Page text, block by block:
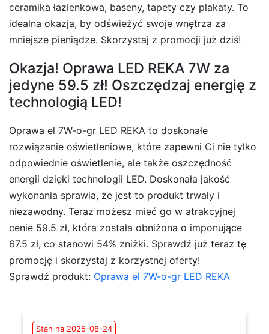
ceramika łazienkowa, baseny, tapety czy plakaty. To
idealna okazja, by odświeżyć swoje wnętrza za
mniejsze pieniądze. Skorzystaj z promocji już dziś!
Okazja! Oprawa LED REKA 7W za
jedyne 59.5 zł! Oszczędzaj energię z
technologią LED!
Oprawa el 7W-o-gr LED REKA to doskonałe
rozwiązanie oświetleniowe, które zapewni Ci nie tylko
odpowiednie oświetlenie, ale także oszczędność
energii dzięki technologii LED. Doskonała jakość
wykonania sprawia, że jest to produkt trwały i
niezawodny. Teraz możesz mieć go w atrakcyjnej
cenie 59.5 zł, która została obniżona o imponujące
67.5 zł, co stanowi 54% zniżki. Sprawdź już teraz tę
promocję i skorzystaj z korzystnej oferty!
Sprawdź produkt: Oprawa el 7W-o-gr LED REKA
Stan na 2025-08-24